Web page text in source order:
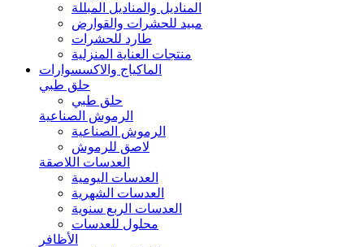
المناديل والمناديل المبللة
مبيد للحشرات والقوارض
طارد للحشرات
منتجات العناية المنزلية
الماكياج والاكسسوارات
حلق طبي
حلق طبي
الرموش الصناعية
الرموش الصناعية
لاصق للرموش
العدسات اللاصقة
العدسات اليومية
العدسات الشهرية
العدسات الربع سنوية
محلول للعدسات
الأظافر